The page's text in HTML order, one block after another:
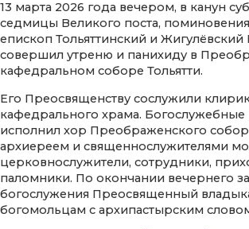
13 марта 2026 года вечером, в канун
седмицы Великого поста,
епископ Тольяттинский и Жигулёвский
совершил утреню и панихиду в
кафедральном соборе Тольятти.
Его Преосвященству сослужили
кафедрального храма. Богослужебные
исполнил хор Преображенского
архиереем и священнослужителями
церковнослужители, сотрудники,
паломники. По окончании вечернего
богослужения Преосвященный
богомольцам с архипастырским